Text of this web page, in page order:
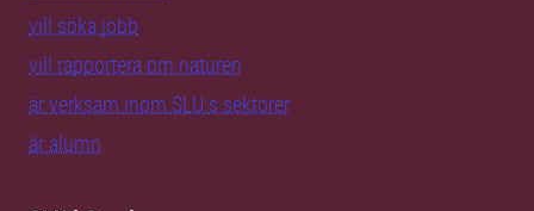
vill söka jobb
vill rapportera om naturen
är verksam inom SLU:s sektorer
är alumn